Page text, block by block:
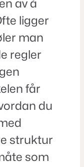
av å
ligger
man
regler
får
du
struktur
som